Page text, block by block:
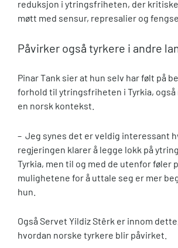
reduksjon i ytringsfriheten, der
møtt med sensur, represalier og
Påvirker også tyrkere i andre
Pinar Tank sier at hun selv har følt på
forhold til ytringsfriheten i Tyrkia, også
en norsk kontekst.
– Jeg synes det er veldig interessant
regjeringen klarer å legge lokk på
Tyrkia, men til og med de utenfor føler
mulighetene for å uttale seg er mer
hun.
Også Servet Yildiz Stêrk er innom
hvordan norske tyrkere blir påvirket.